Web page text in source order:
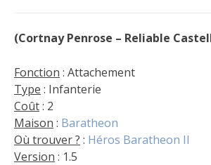
(Cortnay Penrose – Reliable
Fonction : Attachement
Type : Infanterie
Coût: 2
Maison : Baratheon
Où trouver ? : Héros Baratheon II
Version : 1.5